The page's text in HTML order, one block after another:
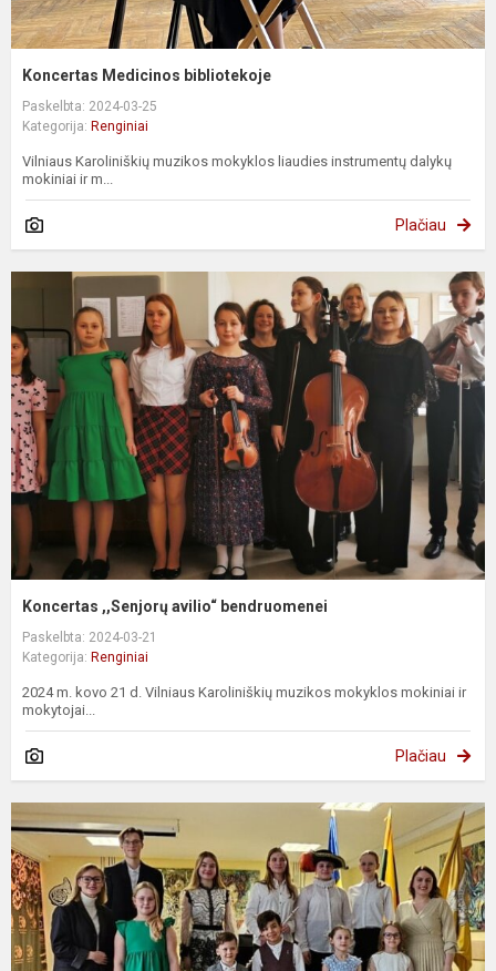
Koncertas Medicinos bibliotekoje
Paskelbta: 2024-03-25
Kategorija: Renginiai
Vilniaus Karoliniškių muzikos mokyklos liaudies instrumentų dalykų
mokiniai ir m...
Plačiau
Koncertas ,,Senjorų avilio“ bendruomenei
Paskelbta: 2024-03-21
Kategorija: Renginiai
2024 m. kovo 21 d. Vilniaus Karoliniškių muzikos mokyklos mokiniai ir
mokytojai...
Plačiau